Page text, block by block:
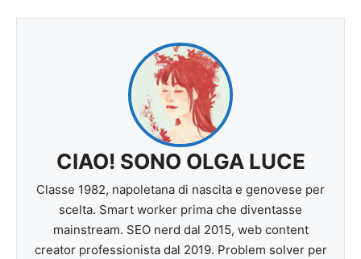
CIAO! SONO OLGA LUCE
Classe 1982, napoletana di nascita e genovese per
scelta. Smart worker prima che diventasse
mainstream. SEO nerd dal 2015, web content
creator professionista dal 2019. Problem solver per